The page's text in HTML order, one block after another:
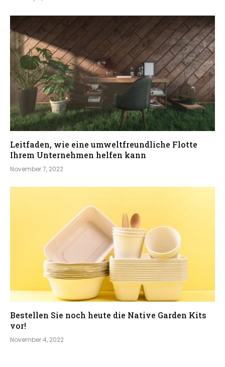
Leitfaden, wie eine umweltfreundliche Flotte
Ihrem Unternehmen helfen kann
November 7, 2022
Bestellen Sie noch heute die Native Garden Kits
vor!
November 4, 2022